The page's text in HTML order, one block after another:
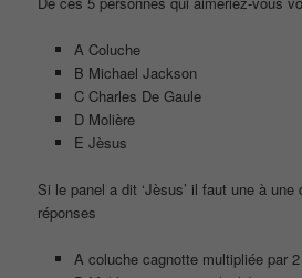
A Coluche
B Michael Jackson
C Charles De Gaule
D Molière
E Jèsus
Si le panel a dit ‘Jèsus’ il faut une à une
réponses
A coluche cagnotte multipliée par